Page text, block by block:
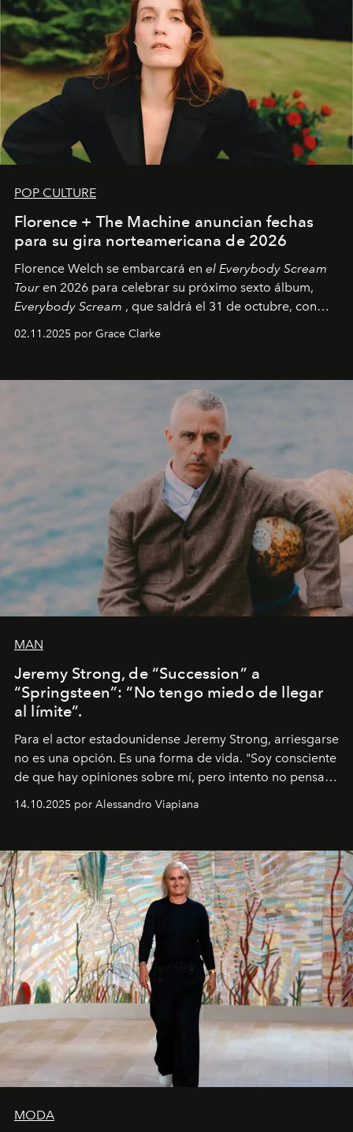
POP CULTURE
Florence + The Machine anuncian fechas
para su gira norteamericana de 2026
Florence Welch se embarcará en el Everybody Scream
Tour en 2026 para celebrar su próximo sexto álbum,
Everybody Scream , que saldrá el 31 de octubre, con
02.11.2025 por Grace Clarke
MAN
Jeremy Strong, de “Succession” a
“Springsteen”: “No tengo miedo de llegar
al límite”.
Para el actor estadounidense Jeremy Strong, arriesgarse
no es una opción. Es una forma de vida. "Soy consciente
de que hay opiniones sobre mí, pero intento no pensar
pérdida de tiempo", afirma.
14.10.2025 por Alessandro Viapiana
MODA